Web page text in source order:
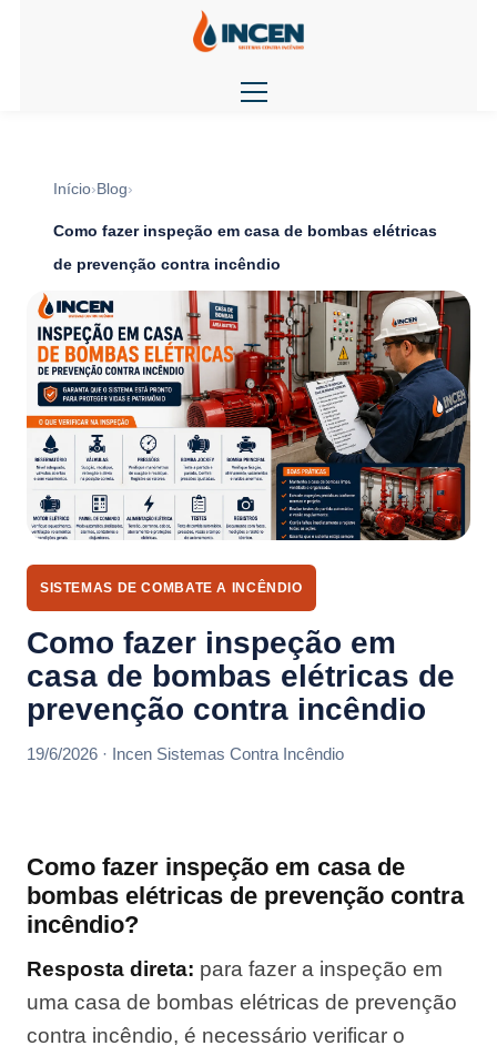
Início Blog
Como fazer inspeção em casa de bombas elétricas
de prevenção contra incêndio
SISTEMAS DE COMBATE A INCÊNDIO
Como fazer inspeção em
casa de bombas elétricas de
prevenção contra incêndio
19/6/2026 · Incen Sistemas Contra Incêndio
Como fazer inspeção em casa de
bombas elétricas de prevenção contra
incêndio?
Resposta direta: para fazer a inspeção em
uma casa de bombas elétricas de prevenção
contra incêndio, é necessário verificar o